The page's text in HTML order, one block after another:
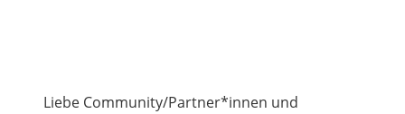
Liebe Community/Partner*innen und